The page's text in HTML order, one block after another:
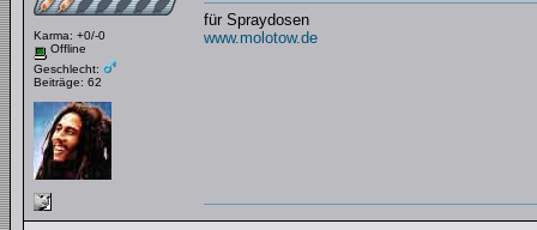
Karma: +0/-0
Offline
Geschlecht:
Beiträge: 62
für Spraydosen
www.molotow.de